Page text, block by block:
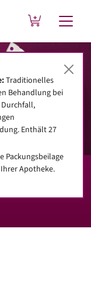
Traditionelles
Behandlung bei
Enthält 27
Packungsbeilage
Apotheke.